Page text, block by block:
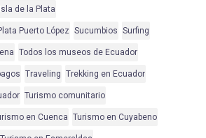
de la Plata
Puerto López Sucumbios Surfing
Todos los museos de Ecuador
Traveling Trekking en Ecuador
Turismo comunitario
en Cuenca Turismo en Cuyabeno